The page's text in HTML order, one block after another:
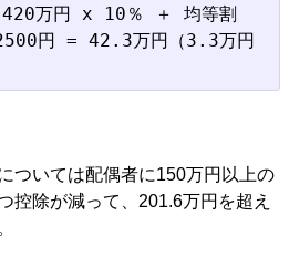
420万円 x 10％ ＋ 均等割
円 = 42.3万円（3.3万円
ついては配偶者に150万円以上の
控除が減って、201.6万円を超え